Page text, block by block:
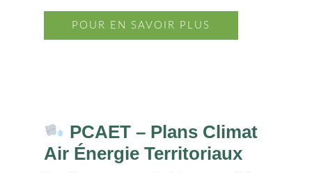
POUR EN SAVOIR PLUS
PCAET – Plans Climat
Air Énergie Territoriaux